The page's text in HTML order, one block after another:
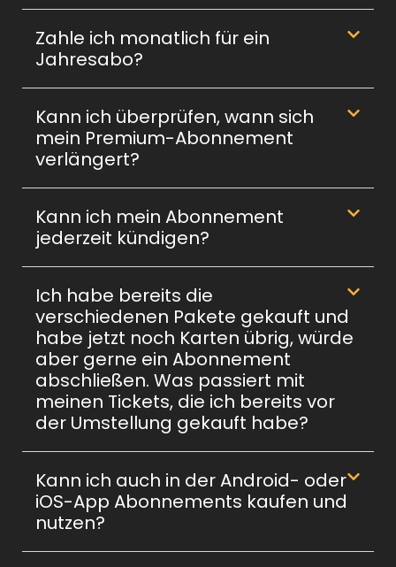
Zahle ich monatlich für ein
Jahresabo?
Kann ich überprüfen, wann sich
mein Premium-Abonnement
verlängert?
Kann ich mein Abonnement
jederzeit kündigen?
Ich habe bereits die
verschiedenen Pakete gekauft und
habe jetzt noch Karten übrig, würde
aber gerne ein Abonnement
abschließen. Was passiert mit
meinen Tickets, die ich bereits vor
der Umstellung gekauft habe?
Kann ich auch in der Android- oder
iOS-App Abonnements kaufen und
nutzen?